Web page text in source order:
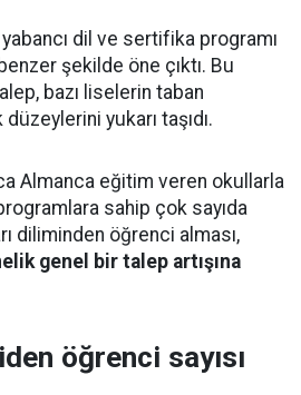
dil ve sertifika programı
şekilde öne çıktı. Bu
bazı liselerin taban
yukarı taşıdı.
Almanca eğitim veren okullarla
programlara sahip çok sayıda
diliminden öğrenci alması,
genel bir talep artışına
öğrenci sayısı